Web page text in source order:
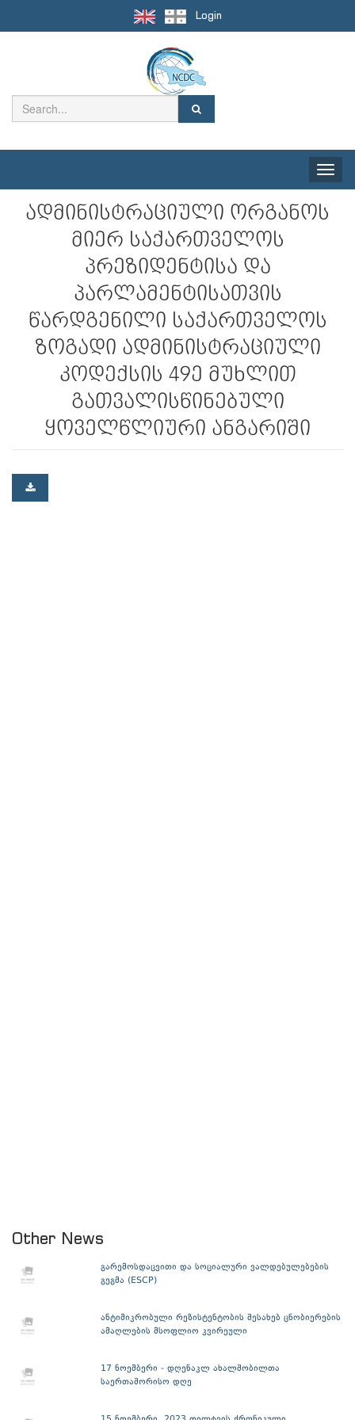
Login
Toggle
ადმინისტრაციული ორგანოს
მიერ საქართველოს
პრეზიდენტისა და
პარლამენტისათვის
წარდგენილი საქართველოს
ზოგადი ადმინისტრაციული
კოდექსის 49­ე მუხლით
გათვალისწინებული
ყოველწლიური ანგარიში
Other News
გარემოსდაცვითი და სოციალური ვალდებულებების
გეგმა (ESCP)
ანტიმიკრობული რეზისტენტობის შესახებ ცნობიერების
ამაღლების მსოფლიო კვირეული
17 ნოემბერი - დღენაკლ ახალშობილთა
საერთაშორისო დღე